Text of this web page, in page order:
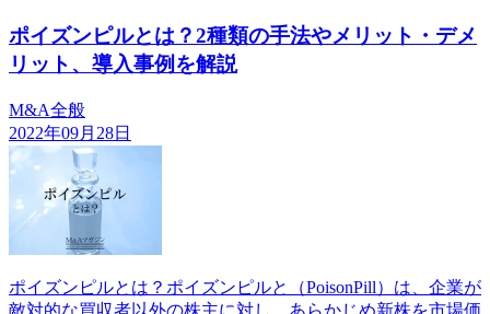
ポイズンピルとは？2種類の手法やメリット・デメ
リット、導入事例を解説
M&A全般
2022年09月28日
ポイズンピルとは？ポイズンピルと（PoisonPill）は、企業が
敵対的な買収者以外の株主に対し、あらかじめ新株を市場価